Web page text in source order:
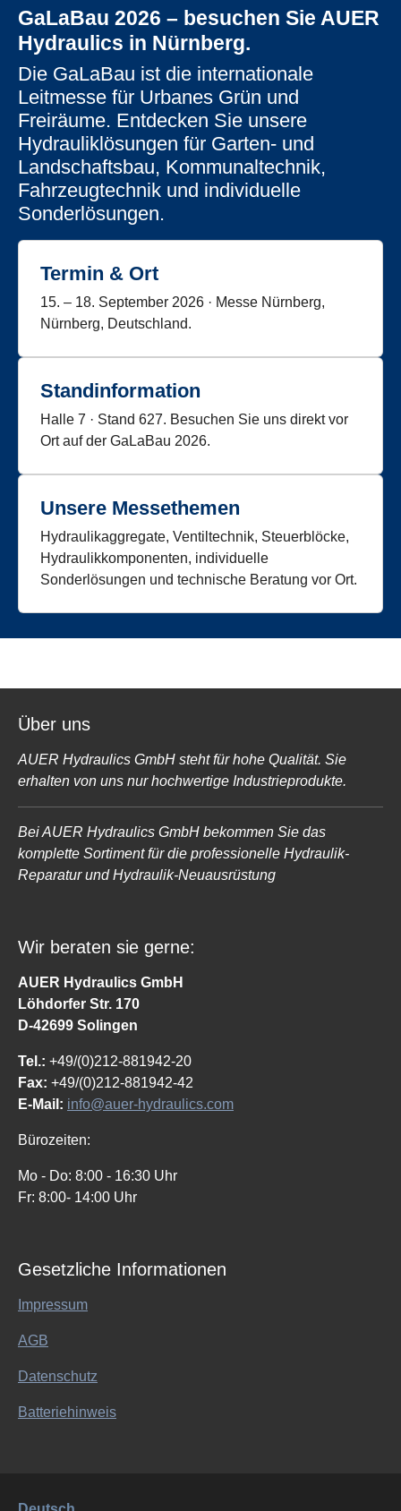
GaLaBau 2026 – besuchen Sie AUER
Hydraulics in Nürnberg.
Die GaLaBau ist die internationale
Leitmesse für Urbanes Grün und
Freiräume. Entdecken Sie unsere
Hydrauliklösungen für Garten- und
Landschaftsbau, Kommunaltechnik,
Fahrzeugtechnik und individuelle
Sonderlösungen.
Termin & Ort
15. – 18. September 2026 · Messe Nürnberg,
Nürnberg, Deutschland.
Standinformation
Halle 7 · Stand 627. Besuchen Sie uns direkt vor
Ort auf der GaLaBau 2026.
Unsere Messethemen
Hydraulikaggregate, Ventiltechnik, Steuerblöcke,
Hydraulikkomponenten, individuelle
Sonderlösungen und technische Beratung vor Ort.
Über uns
AUER Hydraulics GmbH steht für hohe Qualität. Sie
erhalten von uns nur hochwertige Industrieprodukte.
Bei AUER Hydraulics GmbH bekommen Sie das
komplette Sortiment für die professionelle Hydraulik-
Reparatur und Hydraulik-Neuausrüstung
Wir beraten sie gerne:
AUER Hydraulics GmbH
Löhdorfer Str. 170
D-42699 Solingen
Tel.: +49/(0)212-881942-20
Fax: +49/(0)212-881942-42
E-Mail: info@auer-hydraulics.com
Bürozeiten:
Mo - Do: 8:00 - 16:30 Uhr
Fr: 8:00- 14:00 Uhr
Gesetzliche Informationen
Impressum
AGB
Datenschutz
Batteriehinweis